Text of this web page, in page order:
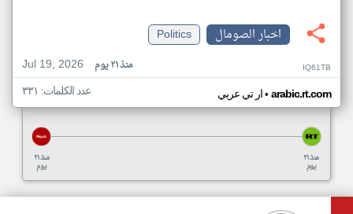
اخبار الصومال
Politics
Jul 19, 2026
منذ ٢١ يوم IQ61TB
ار تي عربي• arabic.rt.com عدد الكلمات: ٣٣١
منذ ٢١
يوم
منذ ٢١
يوم